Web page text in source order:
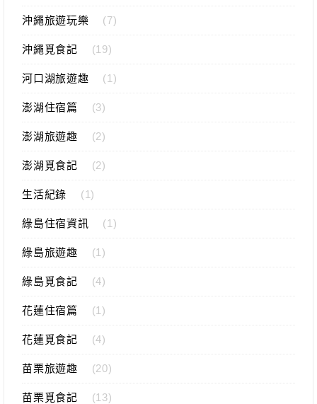
沖繩旅遊玩樂 (7)
沖繩覓食記 (19)
河口湖旅遊趣 (1)
澎湖住宿篇 (3)
澎湖旅遊趣 (2)
澎湖覓食記 (2)
生活紀錄 (1)
綠島住宿資訊 (1)
綠島旅遊趣 (1)
綠島覓食記 (4)
花蓮住宿篇 (1)
花蓮覓食記 (4)
苗栗旅遊趣 (20)
苗栗覓食記 (13)